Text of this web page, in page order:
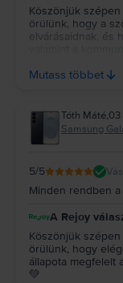
Köszönjük
örülünk, hogy a
elvárásaidnak, és
jövőben is minket
Mutass többet
Tóth Máté,
Samsung
5/5
Minden rendben
A Rejoy
Köszönjük
örülünk, hogy
állapota megfelelt
💚